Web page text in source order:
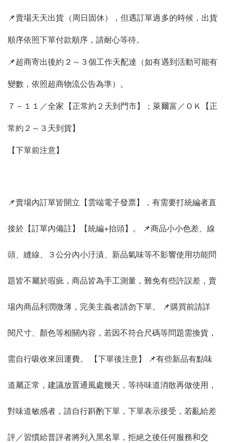
📌賣場天天出貨（周日固休），但遇訂單過多的時候，出貨
順序依照下單付款順序，請耐心等待。
📌超商寄出後約２～３個工作天配達（如有遇到活動可能有
變數，依照超商物流公告為準）。
７－１１／全家【正常約２天到門市】；萊爾富／ＯＫ【正
常約２～３天到貨】
【下單前注意】
📌賣場內訂單皆開立【雲端電子發票】，有需要打統編者直
接於【訂單內備註】【統編+抬頭】。 📌商品小小色差、線
頭、縫線、３公分內小汙漬、新品氣味等不影響使用功能問
題皆不屬於瑕疵，商品皆為手工測量，難免有些許誤差，賣
場內商品利潤微薄，完美主義者請勿下單。 📌購買前請詳
閱尺寸、顏色等相關內容，若因不符合尺碼等問題需換貨，
需自行吸收來回運費。 【下單後注意】 📌有些新品有點味
道屬正常，建議放置通風處幾天，等待味道消散再做使用，
對味道敏感者，請自行斟酌下單，下單表示接受，若亂給差
評／習慣給普評者將列入黑名單，拒絕之後任何服務和交